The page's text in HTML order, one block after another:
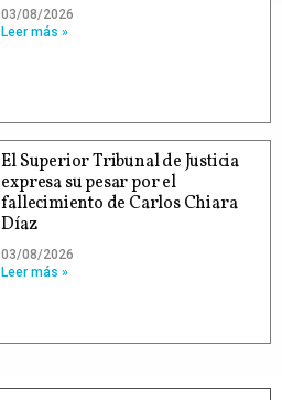
03/08/2026
Leer más »
El Superior Tribunal de Justicia
expresa su pesar por el
fallecimiento de Carlos Chiara
Díaz
03/08/2026
Leer más »